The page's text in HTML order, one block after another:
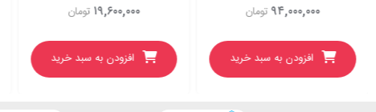
تومان۹۴,۰۰۰,۰۰۰
افزودن به سبد خرید
تومان ۱۹,۶۰۰,۰۰۰
افزودن به سبد خرید